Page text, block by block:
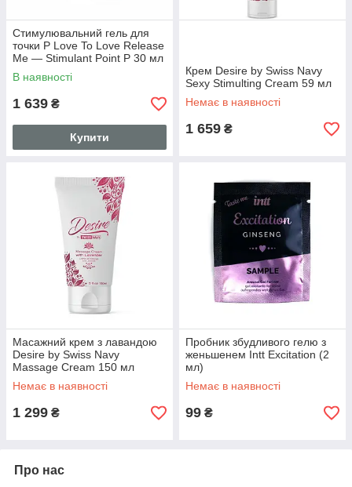
Стимулювальний гель для
точки P Love To Love Release
Me — Stimulant Point P 30 мл
В наявності
1 639 ₴
Купити
Крем Desire by Swiss Navy
Sexy Stimulting Cream 59 мл
Немає в наявності
1 659 ₴
Масажний крем з лавандою
Desire by Swiss Navy
Massage Cream 150 мл
Немає в наявності
1 299 ₴
Пробник збудливого гелю з
женьшенем Intt Excitation (2
мл)
Немає в наявності
99 ₴
Про нас